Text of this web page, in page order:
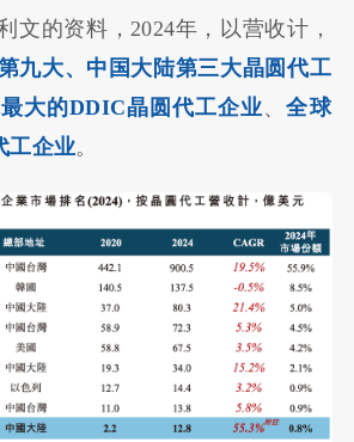
文的资料，2024年，以营收计，
九大、中国大陆第三大晶圆代工
大的DDIC晶圆代工企业、全球
工企业。